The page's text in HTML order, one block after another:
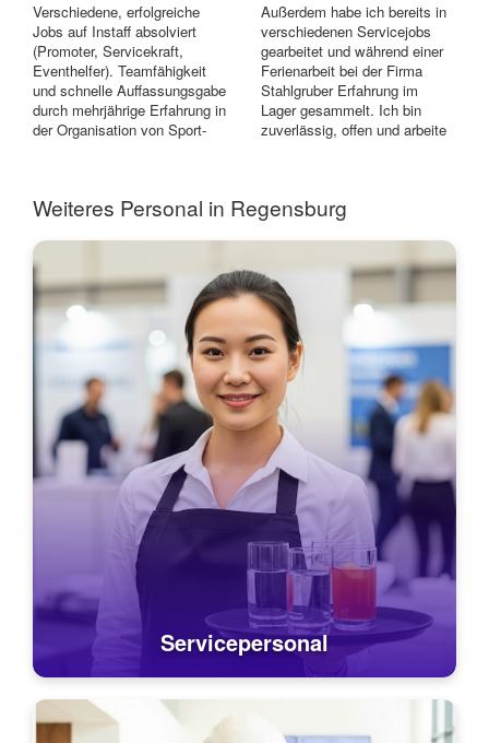
Verschiedene, erfolgreiche
Jobs auf Instaff absolviert
(Promoter, Servicekraft,
Eventhelfer). Teamfähigkeit
und schnelle Auffassungsgabe
durch mehrjährige Erfahrung in
der Organisation von Sport-
Außerdem habe ich bereits in
verschiedenen Servicejobs
gearbeitet und während einer
Ferienarbeit bei der Firma
Stahlgruber Erfahrung im
Lager gesammelt. Ich bin
zuverlässig, offen und arbeite
Weiteres Personal in Regensburg
Servicepersonal